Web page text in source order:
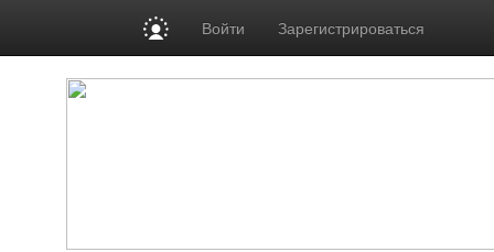
Войти Зарегистрироваться